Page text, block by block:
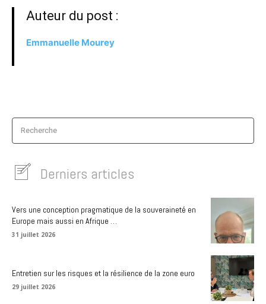
Auteur du post :
Emmanuelle Mourey
Recherche
Derniers articles
Vers une conception pragmatique de la souveraineté en
Europe mais aussi en Afrique …
31 juillet 2026
Entretien sur les risques et la résilience de la zone euro
29 juillet 2026